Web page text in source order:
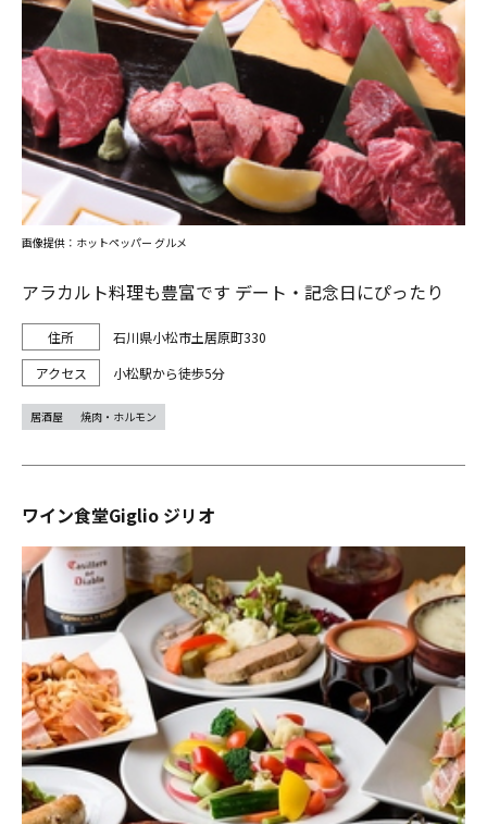
アラカルト料理も豊富です デート・記念日にぴったり
石川県小松市土居原町330
小松駅から徒歩5分
画像提供：ホットペッパー グルメ
居酒屋 焼肉・ホルモン
ワイン食堂Giglio ジリオ